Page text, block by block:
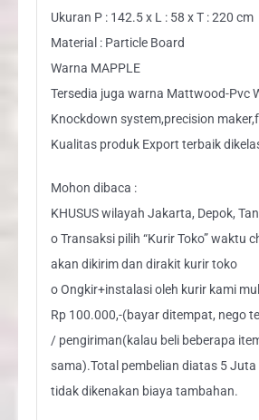
Ukuran P : 142.5 x L : 58 x T : 220 cm
Material : Particle Board
Warna MAPPLE
Tersedia juga warna Mattwood-Pvc
Knockdown system,precision
Kualitas produk Export terbaik
Mohon dibaca :
KHUSUS wilayah Jakarta, Depok,
o Transaksi pilih “Kurir Toko” waktu
akan dikirim dan dirakit kurir toko
o Ongkir+instalasi oleh kurir kami
Rp 100.000,-(bayar ditempat, nego
/ pengiriman(kalau beli beberapa
sama).Total pembelian diatas 5 Juta
tidak dikenakan biaya tambahan.